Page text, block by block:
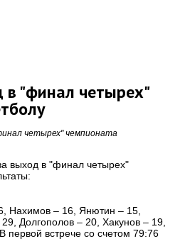
"финал четырех"
четырех" чемпионата
выход в "финал четырех"
Нахимов – 16, Янютин – 15,
Долгополов – 20, Хакунов – 19,
встрече со счетом 79:76